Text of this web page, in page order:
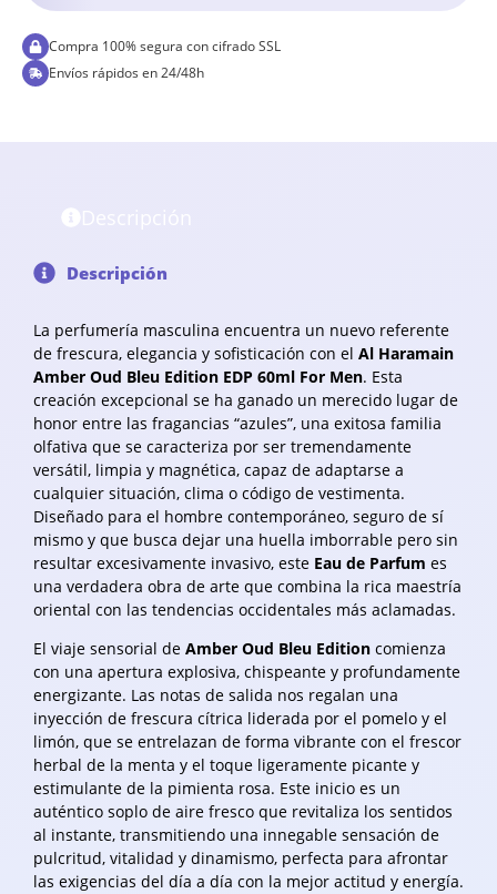
Compra 100% segura con cifrado SSL
Envíos rápidos en 24/48h
Descripción
La perfumería masculina encuentra un nuevo referente
de frescura, elegancia y sofisticación con el Al Haramain
Amber Oud Bleu Edition EDP 60ml For Men. Esta
creación excepcional se ha ganado un merecido lugar de
honor entre las fragancias “azules”, una exitosa familia
olfativa que se caracteriza por ser tremendamente
versátil, limpia y magnética, capaz de adaptarse a
cualquier situación, clima o código de vestimenta.
Diseñado para el hombre contemporáneo, seguro de sí
mismo y que busca dejar una huella imborrable pero sin
resultar excesivamente invasivo, este Eau de Parfum es
una verdadera obra de arte que combina la rica maestría
oriental con las tendencias occidentales más aclamadas.
El viaje sensorial de Amber Oud Bleu Edition comienza
con una apertura explosiva, chispeante y profundamente
energizante. Las notas de salida nos regalan una
inyección de frescura cítrica liderada por el pomelo y el
limón, que se entrelazan de forma vibrante con el frescor
herbal de la menta y el toque ligeramente picante y
estimulante de la pimienta rosa. Este inicio es un
auténtico soplo de aire fresco que revitaliza los sentidos
al instante, transmitiendo una innegable sensación de
pulcritud, vitalidad y dinamismo, perfecta para afrontar
las exigencias del día a día con la mejor actitud y energía.